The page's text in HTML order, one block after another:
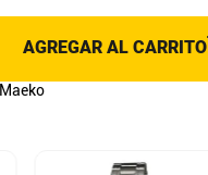
AGREGAR AL CARRITO
Maeko